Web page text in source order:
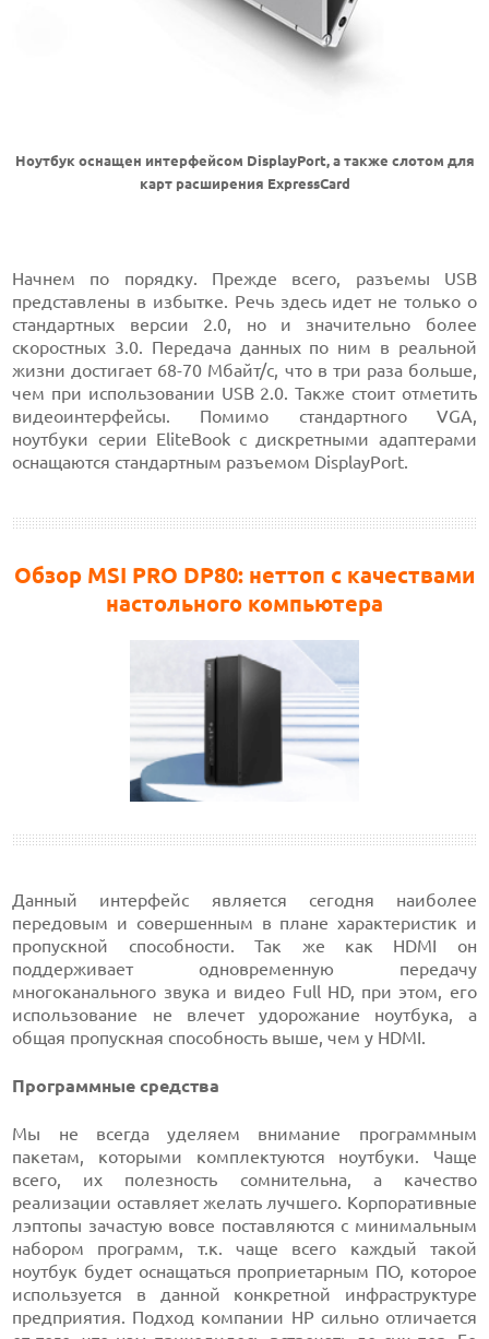
Ноутбук оснащен интерфейсом DisplayPort, а также слотом для
карт расширения ExpressCard
Начнем по порядку. Прежде всего, разъемы USB
представлены в избытке. Речь здесь идет не только о
стандартных версии 2.0, но и значительно более
скоростных 3.0. Передача данных по ним в реальной
жизни достигает 68-70 Мбайт/с, что в три раза больше,
чем при использовании USB 2.0. Также стоит отметить
видеоинтерфейсы. Помимо стандартного VGA,
ноутбуки серии EliteBook с дискретными адаптерами
оснащаются стандартным разъемом DisplayPort.
Обзор MSI PRO DP80: неттоп с качествами
настольного компьютера
Данный интерфейс является сегодня наиболее
передовым и совершенным в плане характеристик и
пропускной способности. Так же как HDMI он
поддерживает одновременную передачу
многоканального звука и видео Full HD, при этом, его
использование не влечет удорожание ноутбука, а
общая пропускная способность выше, чем у HDMI.
Программные средства
Мы не всегда уделяем внимание программным
пакетам, которыми комплектуются ноутбуки. Чаще
всего, их полезность сомнительна, а качество
реализации оставляет желать лучшего. Корпоративные
лэптопы зачастую вовсе поставляются с минимальным
набором программ, т.к. чаще всего каждый такой
ноутбук будет оснащаться проприетарным ПО, которое
используется в данной конкретной инфраструктуре
предприятия. Подход компании HP сильно отличается